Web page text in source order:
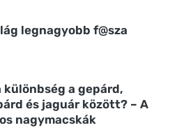
legnagyobb f@sza
különbség a gepárd,
és jaguár között? – A
nagymacskák